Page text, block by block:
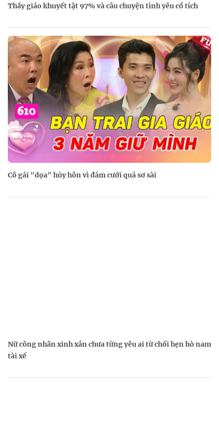
Thầy giáo khuyết tật 97% và câu chuyện tình yêu cổ tích
Cô gái "dọa" hủy hôn vì đám cưới quá sơ sài
Nữ công nhân xinh xắn chưa từng yêu ai từ chối hẹn hò nam
tài xế